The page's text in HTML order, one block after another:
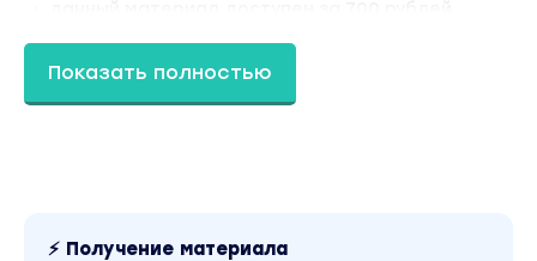
Трейдинг, Криптовалюта / Блокчейн и
криптовалюты». Другие материалы автора
поиск по сайту.
Показать полностью
⚡ Получение материала